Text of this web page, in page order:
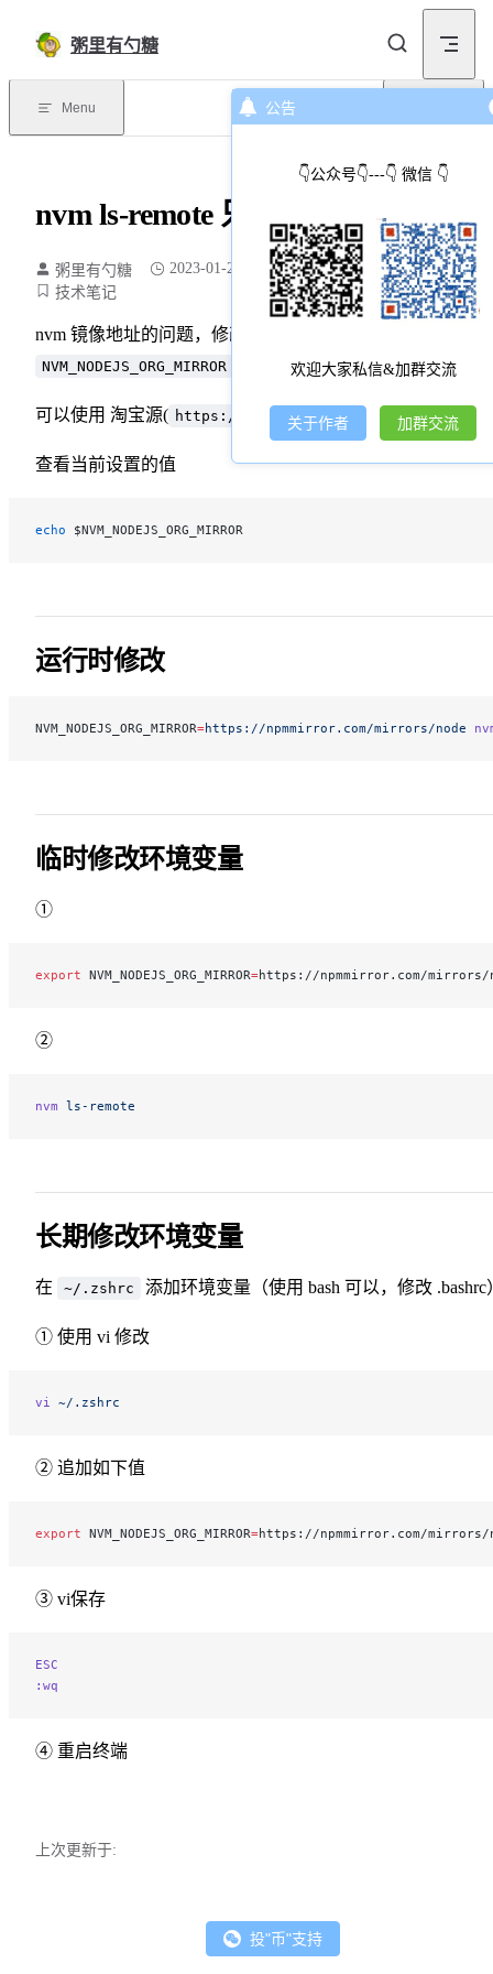
公告
👇公众号👇---👇 微信 👇
欢迎大家私信&加群交流
关于作者 加群交流
粥里有勺糖
Menu
nvm ls-remote 只有iojs列表
粥里有勺糖 2023-01-23 133 个字
1 分钟
技术笔记
nvm 镜像地址的问题，修改对应环境变量
NVM_NODEJS_ORG_MIRROR
可以使用 淘宝源( https://npmmirror.com/mirrors/node/
查看当前设置的值
echo $NVM_NODEJS_ORG_MIRROR
运行时修改
NVM_NODEJS_ORG_MIRROR=https://npmmirror.com/mirrors/node
临时修改环境变量
①
export NVM_NODEJS_ORG_MIRROR=https://npmmirror.com/mirrors/
②
nvm ls-remote
长期修改环境变量
在 ~/.zshrc 添加环境变量（使用 bash 可以，修改 .bashrc
① 使用 vi 修改
vi ~/.zshrc
② 追加如下值
export NVM_NODEJS_ORG_MIRROR=https://npmmirror.com/mirrors/
③ vi保存
ESC
:wq
④ 重启终端
上次更新于:
投"币"支持